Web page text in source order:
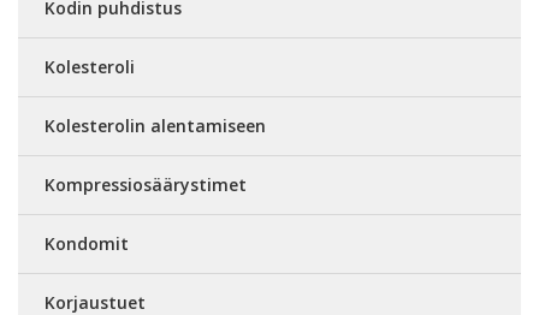
Kodin puhdistus
Kolesteroli
Kolesterolin alentamiseen
Kompressiosäärystimet
Kondomit
Korjaustuet